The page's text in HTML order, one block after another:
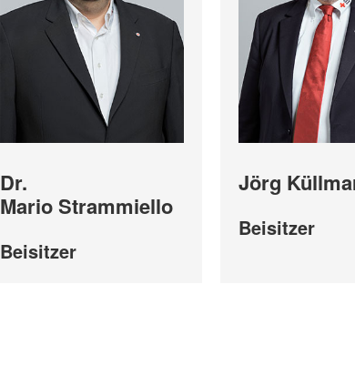
Dr.
Mario Strammiello
Beisitzer
Jörg
Beisitzer